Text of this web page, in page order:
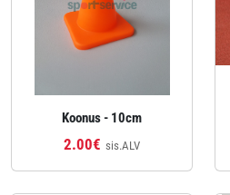
Koonus - 10cm
2.00€ sis.ALV